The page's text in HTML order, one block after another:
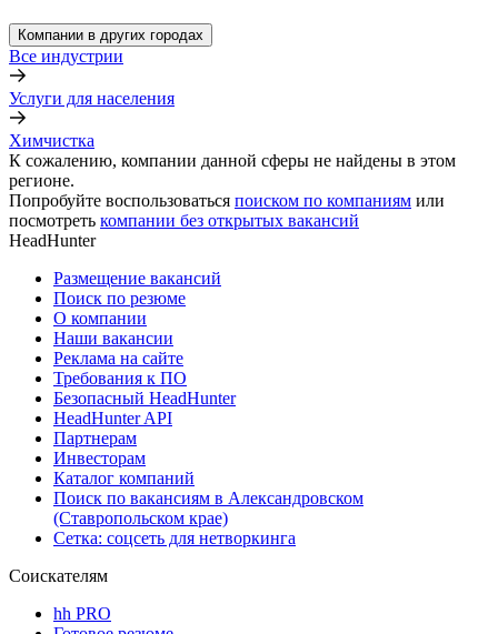
Компании в других городах
Все индустрии
Услуги для населения
Химчистка
К сожалению, компании данной сферы не найдены в этом
регионе.
Попробуйте воспользоваться поиском по компаниям или
посмотреть компании без открытых вакансий
HeadHunter
Размещение вакансий
Поиск по резюме
О компании
Наши вакансии
Реклама на сайте
Требования к ПО
Безопасный HeadHunter
HeadHunter API
Партнерам
Инвесторам
Каталог компаний
Поиск по вакансиям в Александровском
(Ставропольском крае)
Сетка: соцсеть для нетворкинга
Соискателям
hh PRO